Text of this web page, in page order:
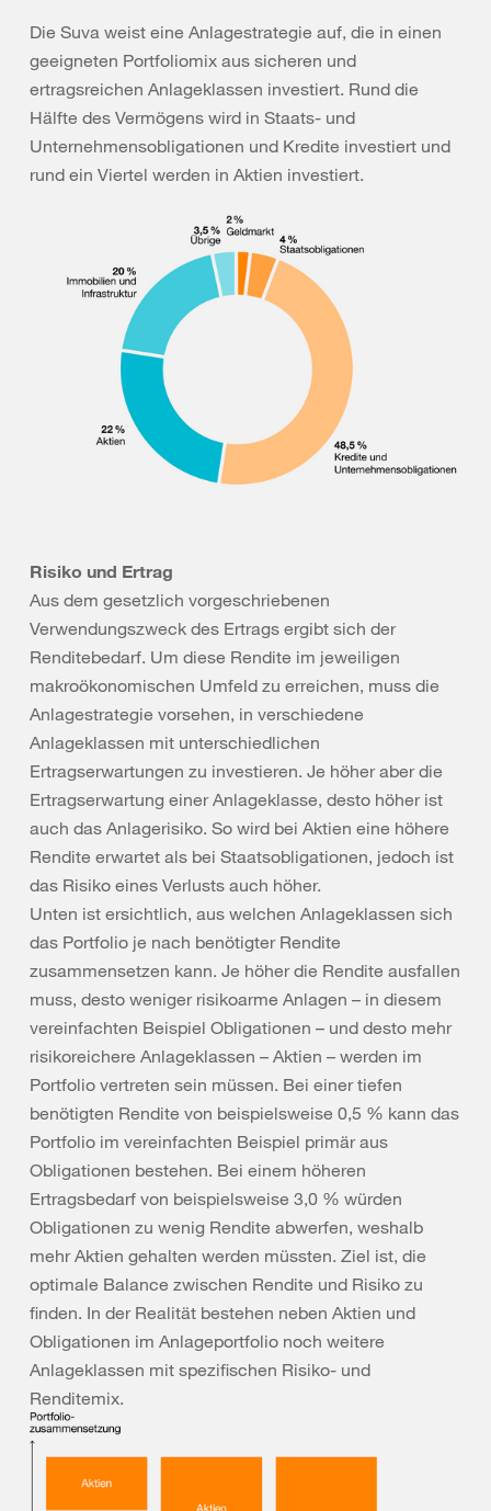
Die Suva weist eine Anlagestrategie auf, die in einen
geeigneten Portfoliomix aus sicheren und
ertragsreichen Anlageklassen investiert. Rund die
Hälfte des Vermögens wird in Staats- und
Unternehmensobligationen und Kredite investiert und
rund ein Viertel werden in Aktien investiert.
Risiko und Ertrag
Aus dem gesetzlich vorgeschriebenen
Verwendungszweck des Ertrags ergibt sich der
Renditebedarf. Um diese Rendite im jeweiligen
makroökonomischen Umfeld zu erreichen, muss die
Anlagestrategie vorsehen, in verschiedene
Anlageklassen mit unterschiedlichen
Ertragserwartungen zu investieren. Je höher aber die
Ertragserwartung einer Anlageklasse, desto höher ist
auch das Anlagerisiko. So wird bei Aktien eine höhere
Rendite erwartet als bei Staatsobligationen, jedoch ist
das Risiko eines Verlusts auch höher.
Unten ist ersichtlich, aus welchen Anlageklassen sich
das Portfolio je nach benötigter Rendite
zusammensetzen kann. Je höher die Rendite ausfallen
muss, desto weniger risikoarme Anlagen – in diesem
vereinfachten Beispiel Obligationen – und desto mehr
risikoreichere Anlageklassen – Aktien – werden im
Portfolio vertreten sein müssen. Bei einer tiefen
benötigten Rendite von beispielsweise 0,5 % kann das
Portfolio im vereinfachten Beispiel primär aus
Obligationen bestehen. Bei einem höheren
Ertragsbedarf von beispielsweise 3,0 % würden
Obligationen zu wenig Rendite abwerfen, weshalb
mehr Aktien gehalten werden müssten. Ziel ist, die
optimale Balance zwischen Rendite und Risiko zu
finden. In der Realität bestehen neben Aktien und
Obligationen im Anlageportfolio noch weitere
Anlageklassen mit spezifischen Risiko- und
Renditemix.